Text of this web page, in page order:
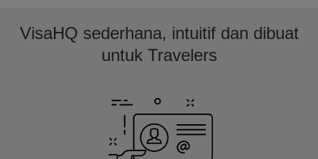
VisaHQ sederhana, intuitif dan dibuat
untuk Travelers